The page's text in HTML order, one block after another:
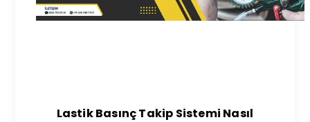
Lastik Basınç Takip Sistemi Nasıl